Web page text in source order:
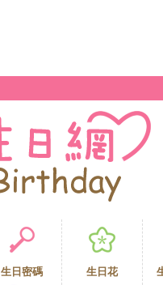
生日密碼 生日花